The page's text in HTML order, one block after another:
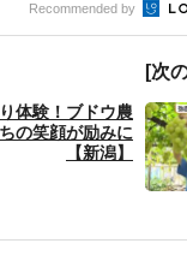
Recommended by
[次
体験！ブドウ農
の笑顔が励みに
【新潟】